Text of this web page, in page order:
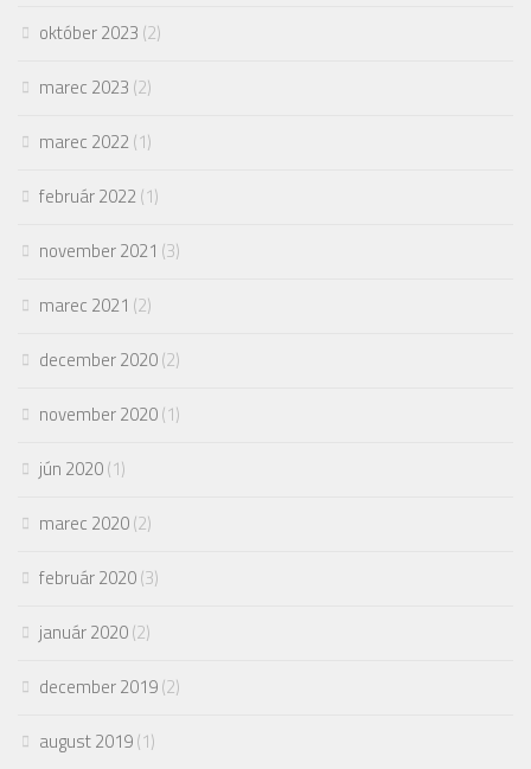
október 2023 (2)
marec 2023 (2)
marec 2022(1)
február 2022(1)
november 2021 (3)
marec 2021 (2)
december 2020(2)
november 2020(1)
jún 2020(1)
marec 2020(2)
február 2020(3)
január 2020(2)
december 2019(2)
august 2019(1)